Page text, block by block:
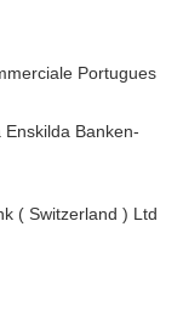
Portugues
Enskilda Banken-
( Switzerland ) Ltd